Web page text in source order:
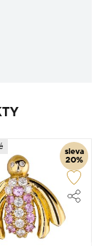
sleva
20%